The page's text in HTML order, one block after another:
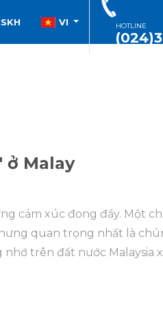
VI HOTLINE
ở Malay
cảm xúc đong đầy. Một
quan trọng nhất là
trên đất nước Malaysia